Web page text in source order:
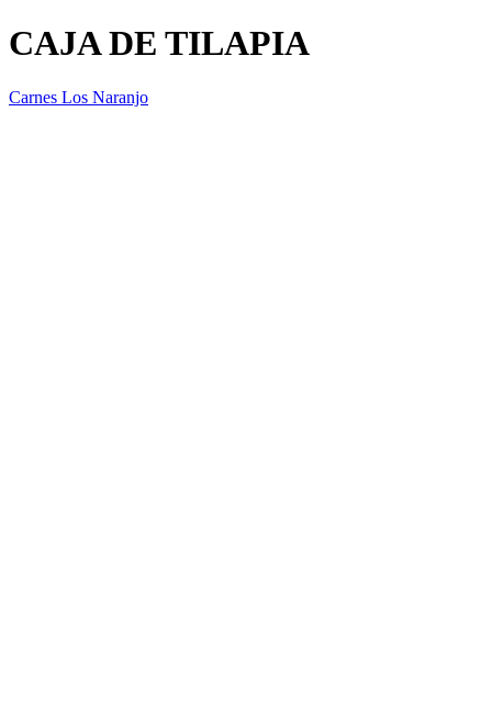
CAJA DE TILAPIA
Carnes Los Naranjo